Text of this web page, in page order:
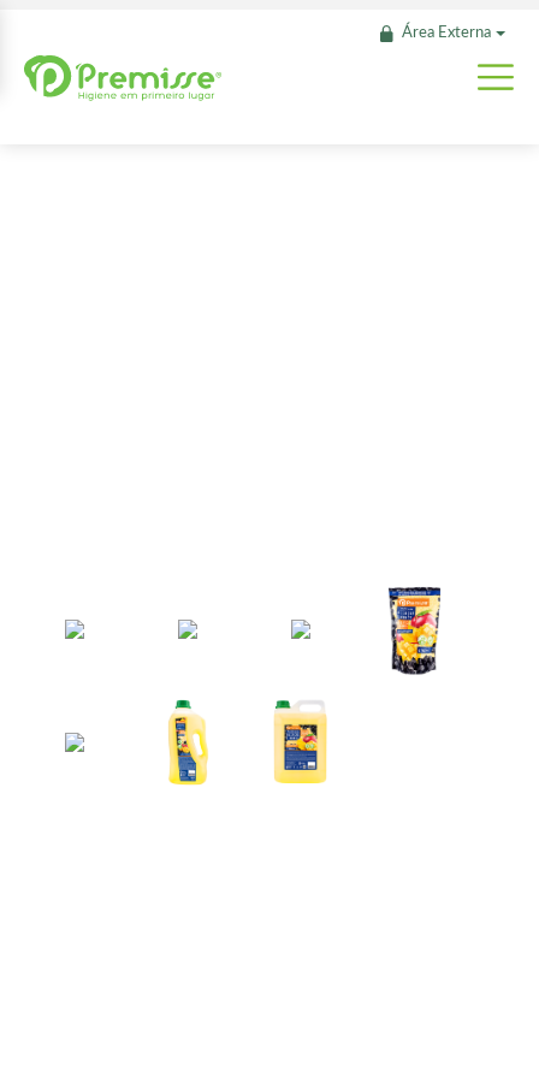
Área Externa